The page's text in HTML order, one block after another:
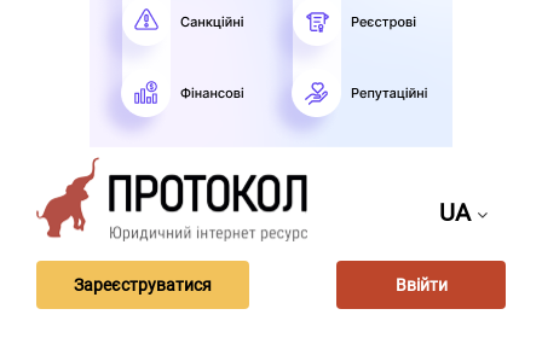
UA
Зареєструватися Ввійти